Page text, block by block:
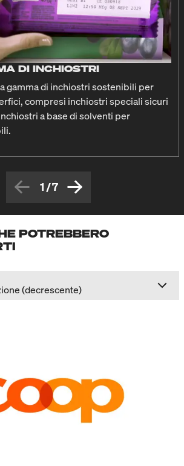
DI INCHIOSTRI
gamma di inchiostri sostenibili per
compresi inchiostri speciali sicuri
a base di solventi per
1 /7
POTREBBERO